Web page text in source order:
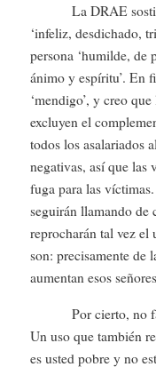
La DRAE
‘infeliz, desdichado,
persona ‘humilde, de
ánimo y espíritu’. En
‘mendigo’, y creo
excluyen el
todos los asalariados
negativas, así que las
fuga para las
seguirán llamando de
reprocharán tal vez el
son: precisamente de
aumentan esos
Por cierto, no
Un uso que también
es usted pobre y no